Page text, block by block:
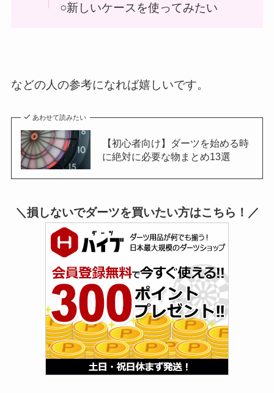
○新しいケースを使ってみたい
などの人の参考になれば嬉しいです。
あわせて読みたい
【初心者向け】ダーツを始める時
に絶対に必要な物まとめ13選
＼損しないでダーツを買いたい方はこちら！／